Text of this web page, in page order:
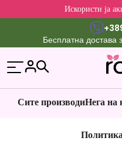
Искористи ја
Бесплатна достава
Сите производиНега на